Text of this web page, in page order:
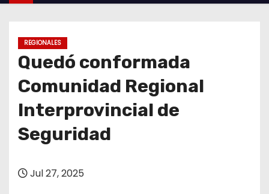
o
REGIONALES
Quedó conformada
Comunidad Regional
Interprovincial de
Seguridad
Jul 27, 2025